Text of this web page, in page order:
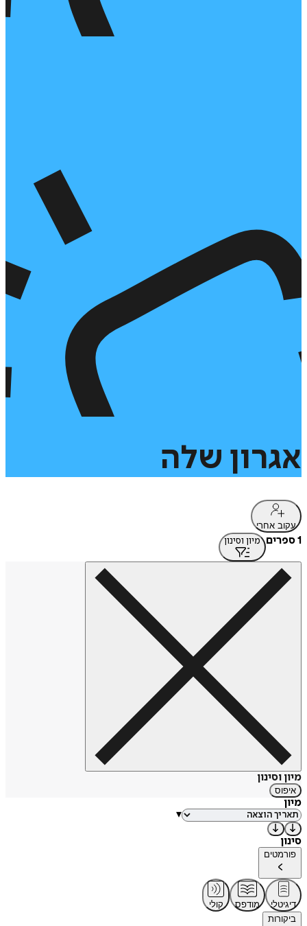
אגרון שלה
עקוב אחרי
1 ספרים מיון וסינון
מיון וסינון
איפוס
מיון
▾
סינון
פורמטים
דיגיטלי מודפס
קולי
ביקורות